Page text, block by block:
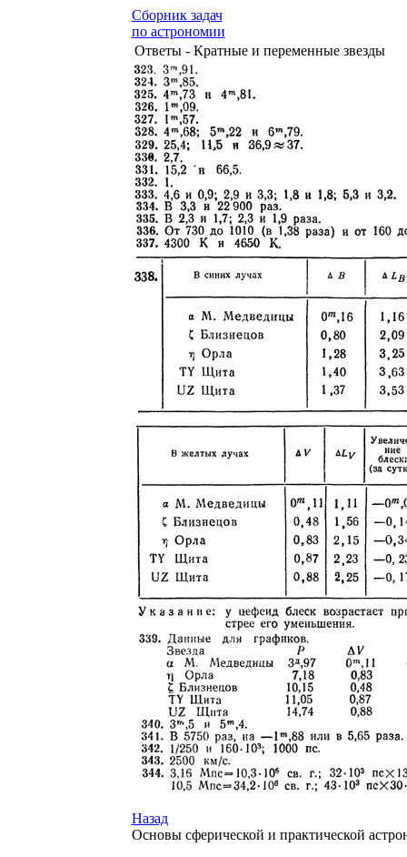
Сборник задач
по астрономии
Ответы - Кратные и переменные звезды
Назад
Основы сферической и практической